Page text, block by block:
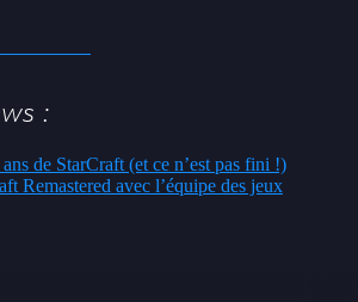
:
de StarCraft (et ce n’est pas fini !)
Remastered avec l’équipe des jeux